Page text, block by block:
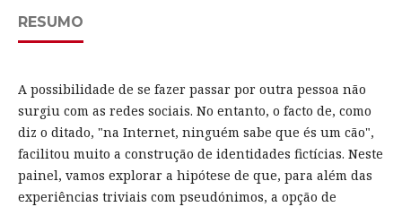
RESUMO
A possibilidade de se fazer passar por outra pessoa não
surgiu com as redes sociais. No entanto, o facto de, como
diz o ditado, "na Internet, ninguém sabe que és um cão",
facilitou muito a construção de identidades fictícias. Neste
painel, vamos explorar a hipótese de que, para além das
experiências triviais com pseudónimos, a opção de